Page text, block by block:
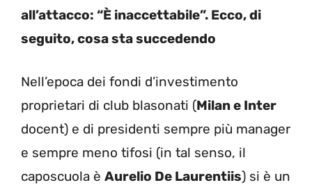
all’attacco: “È inaccettabile”. Ecco, di
seguito, cosa sta succedendo
Nell’epoca dei fondi d’investimento
proprietari di club blasonati (Milan e Inter
docent) e di presidenti sempre più manager
e sempre meno tifosi (in tal senso, il
caposcuola è Aurelio De Laurentiis) si è un